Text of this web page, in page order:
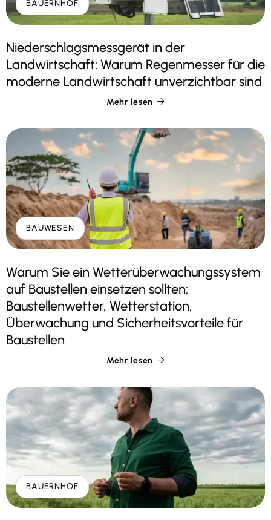
BAUERNHOF
Niederschlagsmessgerät in der
Landwirtschaft: Warum Regenmesser für die
moderne Landwirtschaft unverzichtbar sind
Mehr lesen 
BAUWESEN
Warum Sie ein Wetterüberwachungssystem
auf Baustellen einsetzen sollten:
Baustellenwetter, Wetterstation,
Überwachung und Sicherheitsvorteile für
Baustellen
Mehr lesen 
BAUERNHOF